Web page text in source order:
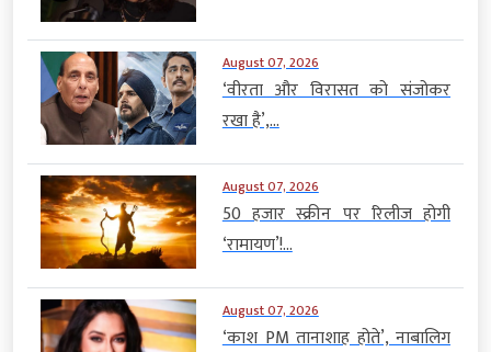
August 07, 2026
‘वीरता और विरासत को संजोकर
रखा है’,...
August 07, 2026
50 हजार स्क्रीन पर रिलीज होगी
‘रामायण’!...
August 07, 2026
‘काश PM तानाशाह होते’, नाबालिग